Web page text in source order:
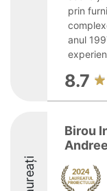
prin
anul
8.7
Laureați
Birou